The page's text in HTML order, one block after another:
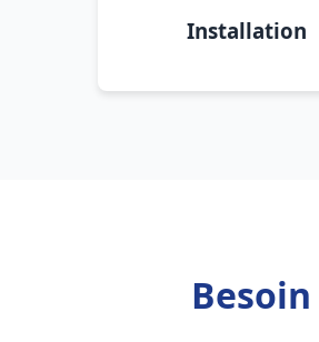
Installation